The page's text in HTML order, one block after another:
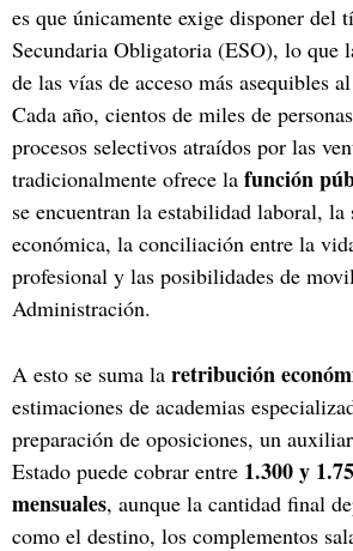
es que únicamente exige disponer del
Secundaria Obligatoria (ESO), lo que
de las vías de acceso más asequibles al
Cada año, cientos de miles de
procesos selectivos atraídos por las
tradicionalmente ofrece la función
se encuentran la estabilidad laboral, la
económica, la conciliación entre la
profesional y las posibilidades de
Administración.
A esto se suma la retribución
estimaciones de academias
preparación de oposiciones, un
Estado puede cobrar entre 1.300 y
mensuales, aunque la cantidad final
como el destino, los complementos